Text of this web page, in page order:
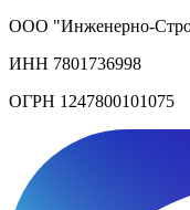
ООО "Инженерно-
ИНН 7801736998
ОГРН 1247800101075